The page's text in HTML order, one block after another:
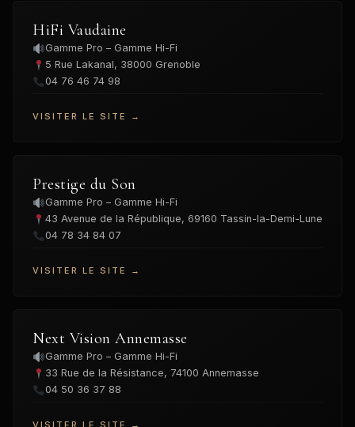
HiFi Vaudaine
Gamme Pro – Gamme Hi-Fi
5 Rue Lakanal, 38000 Grenoble
04 76 46 74 98
VISITER LE SITE →
Prestige du Son
Gamme Pro – Gamme Hi-Fi
43 Avenue de la République, 69160 Tassin-la-Demi-Lune
04 78 34 84 07
VISITER LE SITE →
Next Vision Annemasse
Gamme Pro – Gamme Hi-Fi
33 Rue de la Résistance, 74100 Annemasse
04 50 36 37 88
VISITER LE SITE →